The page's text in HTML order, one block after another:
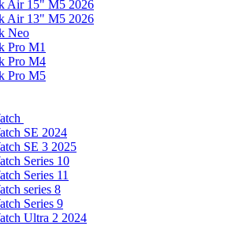
Air 15" М5 2026
Air 13" М5 2026
Neo
Pro M1
Pro M4
Pro M5
SE 2024
SE 3 2025
Series 10
Series 11
series 8
Series 9
Ultra 2 2024